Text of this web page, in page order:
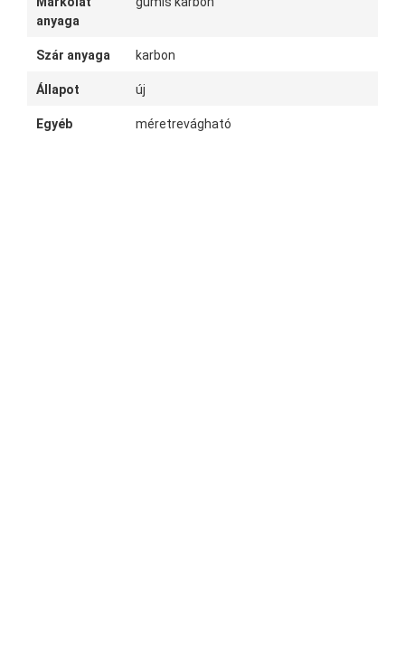
anyaga
Szár anyaga karbon
Állapot új
Egyéb méretrevágható